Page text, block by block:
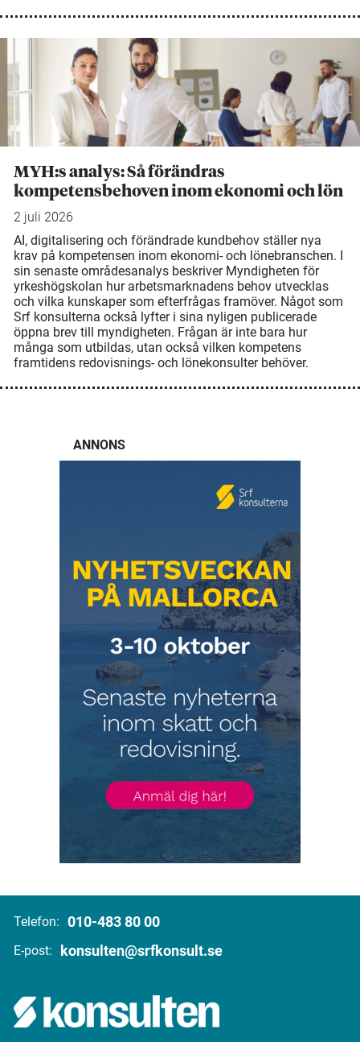
MYH:s analys: Så förändras
kompetensbehoven inom ekonomi och lön
2 juli 2026
AI, digitalisering och förändrade kundbehov ställer nya
krav på kompetensen inom ekonomi- och lönebranschen. I
sin senaste områdesanalys beskriver Myndigheten för
yrkeshögskolan hur arbetsmarknadens behov utvecklas
och vilka kunskaper som efterfrågas framöver. Något som
Srf konsulterna också lyfter i sina nyligen publicerade
öppna brev till myndigheten. Frågan är inte bara hur
många som utbildas, utan också vilken kompetens
framtidens redovisnings- och lönekonsulter behöver.
ANNONS
Telefon: 010-483 80 00
E-post: konsulten@srfkonsult.se